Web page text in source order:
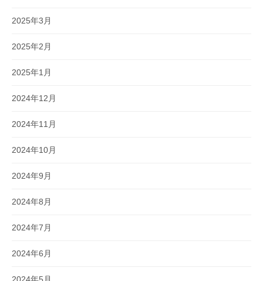
2025年3月
2025年2月
2025年1月
2024年12月
2024年11月
2024年10月
2024年9月
2024年8月
2024年7月
2024年6月
2024年5月